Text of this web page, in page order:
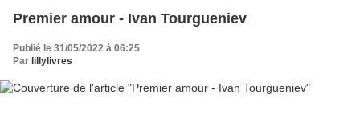
Premier amour - Ivan Tourgueniev
Publié le 31/05/2022 à 06:25
Par lillylivres